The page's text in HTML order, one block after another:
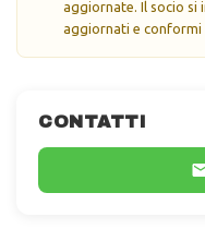
CONTATTI
aggiornate. Il socio si
aggiornati e conformi